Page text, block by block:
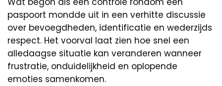
paspoort mondde uit in een verhitte discussie
over bevoegdheden, identificatie en wederzijds
respect. Het voorval laat zien hoe snel een
alledaagse situatie kan veranderen wanneer
frustratie, onduidelijkheid en oplopende
emoties samenkomen.